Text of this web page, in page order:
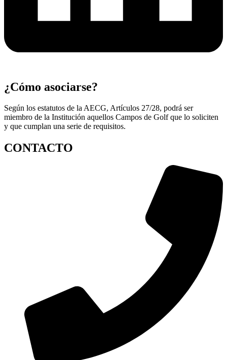
¿Cómo asociarse?
Según los estatutos de la AECG, Artículos 27/28, podrá ser
miembro de la ​Institución aquellos Campos de Golf que lo soliciten
y que cumplan una serie de requisitos.
CONTACTO